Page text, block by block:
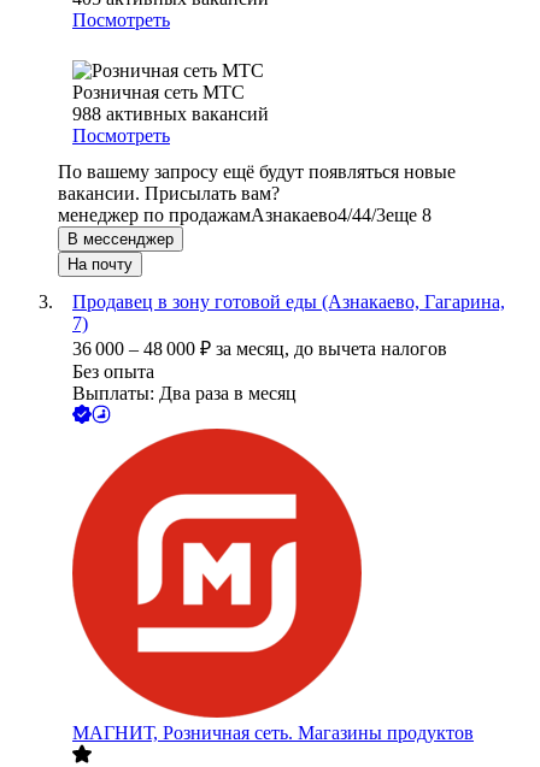
Посмотреть
Розничная сеть МТС
988 активных вакансий
Посмотреть
По вашему запросу ещё будут появляться новые
вакансии. Присылать вам?
менеджер по продажамАзнакаево4/44/3еще 8
В мессенджер
На почту
Продавец в зону готовой еды (Азнакаево, Гагарина,
7)
36 000 – 48 000 ₽ за месяц, до вычета налогов
Без опыта
Выплаты: Два раза в месяц
МАГНИТ, Розничная сеть. Магазины продуктов